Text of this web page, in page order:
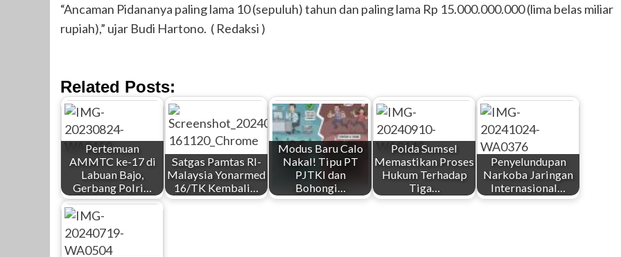
“Ancaman Pidananya paling lama 10 (sepuluh) tahun dan paling lama Rp 15.000.000.000 (lima belas miliar
rupiah),” ujar Budi Hartono. ( Redaksi )
Related Posts:
Pertemuan
AMMTC ke-17 di
Labuan Bajo,
Gerbang Polri…
Satgas Pamtas RI-
Malaysia Yonarmed
16/TK Kembali…
Modus Baru Calo
Nakal! Tipu PT
PJTKI dan
Bohongi…
Polda Sumsel
Memastikan Proses
Hukum Terhadap
Tiga…
Penyelundupan
Narkoba Jaringan
Internasional…